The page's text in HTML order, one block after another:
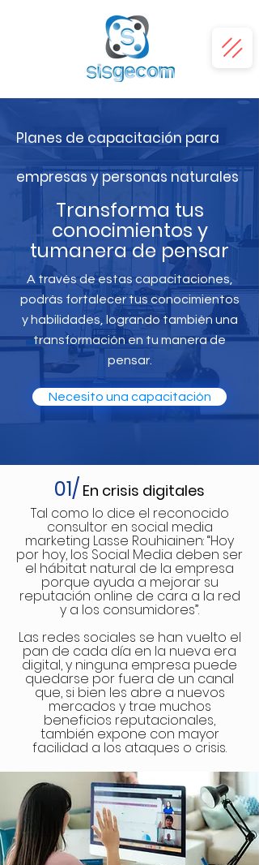
Planes de capacitación para
empresas y personas naturales
Transforma tus
conocimientos y
tumanera de pensar
A través de estas capacitaciones,
podrás fortalecer tus conocimientos
y habilidades, logrando también una
transformación en tu manera de
pensar.
Necesito una capacitación
01/ En crisis digitales
Tal como lo dice el reconocido
consultor en social media
marketing Lasse Rouhiainen: “Hoy
por hoy, los Social Media deben ser
el hábitat natural de la empresa
porque ayuda a mejorar su
reputación online de cara a la red
y a los consumidores”.
Las redes sociales se han vuelto el
pan de cada día en la nueva era
digital, y ninguna empresa puede
quedarse por fuera de un canal
que, si bien les abre a nuevos
mercados y trae muchos
beneficios reputacionales,
también expone con mayor
facilidad a los ataques o crisis.